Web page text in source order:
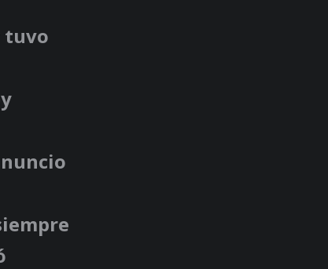
tuvo